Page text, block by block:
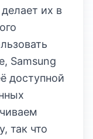
их в
Samsung
доступной
так что